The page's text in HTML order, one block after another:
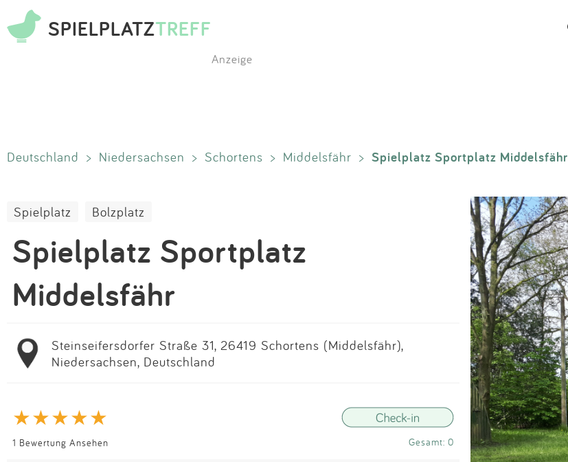
SPIELPLATZTREFF
App
Blog
Partner
Kontakt
Impressum
Anmelden
Anzeige
Deutschland > Niedersachsen > Schortens > Middelsfähr > Spielplatz Sportplatz Middelsfähr
Spielplatz Bolzplatz
Spielplatz Sportplatz
Middelsfähr
Steinseifersdorfer Straße 31, 26419 Schortens (Middelsfähr),
Niedersachsen, Deutschland
1 Bewertung Ansehen Gesamt: 0